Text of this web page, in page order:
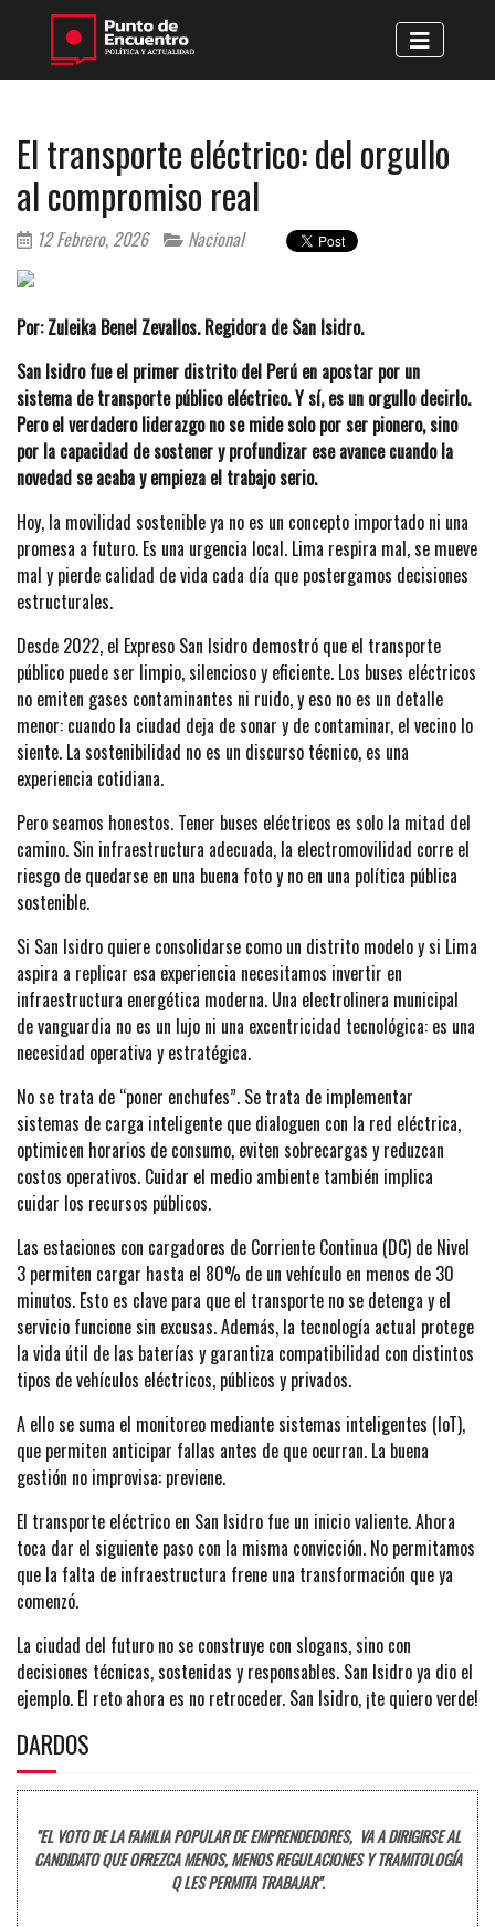
El transporte eléctrico: del orgullo
al compromiso real
12 Febrero, 2026 Nacional
Por: Zuleika Benel Zevallos. Regidora de San Isidro.
San Isidro fue el primer distrito del Perú en apostar por un
sistema de transporte público eléctrico. Y sí, es un orgullo decirlo.
Pero el verdadero liderazgo no se mide solo por ser pionero, sino
por la capacidad de sostener y profundizar ese avance cuando la
novedad se acaba y empieza el trabajo serio.
Hoy, la movilidad sostenible ya no es un concepto importado ni una
promesa a futuro. Es una urgencia local. Lima respira mal, se mueve
mal y pierde calidad de vida cada día que postergamos decisiones
estructurales.
Desde 2022, el Expreso San Isidro demostró que el transporte
público puede ser limpio, silencioso y eficiente. Los buses eléctricos
no emiten gases contaminantes ni ruido, y eso no es un detalle
menor: cuando la ciudad deja de sonar y de contaminar, el vecino lo
siente. La sostenibilidad no es un discurso técnico, es una
experiencia cotidiana.
Pero seamos honestos. Tener buses eléctricos es solo la mitad del
camino. Sin infraestructura adecuada, la electromovilidad corre el
riesgo de quedarse en una buena foto y no en una política pública
sostenible.
Si San Isidro quiere consolidarse como un distrito modelo y si Lima
aspira a replicar esa experiencia necesitamos invertir en
infraestructura energética moderna. Una electrolinera municipal
de vanguardia no es un lujo ni una excentricidad tecnológica: es una
necesidad operativa y estratégica.
No se trata de “poner enchufes”. Se trata de implementar
sistemas de carga inteligente que dialoguen con la red eléctrica,
optimicen horarios de consumo, eviten sobrecargas y reduzcan
costos operativos. Cuidar el medio ambiente también implica
cuidar los recursos públicos.
Las estaciones con cargadores de Corriente Continua (DC) de Nivel
3 permiten cargar hasta el 80% de un vehículo en menos de 30
minutos. Esto es clave para que el transporte no se detenga y el
servicio funcione sin excusas. Además, la tecnología actual protege
la vida útil de las baterías y garantiza compatibilidad con distintos
tipos de vehículos eléctricos, públicos y privados.
A ello se suma el monitoreo mediante sistemas inteligentes (IoT),
que permiten anticipar fallas antes de que ocurran. La buena
gestión no improvisa: previene.
El transporte eléctrico en San Isidro fue un inicio valiente. Ahora
toca dar el siguiente paso con la misma convicción. No permitamos
que la falta de infraestructura frene una transformación que ya
comenzó.
La ciudad del futuro no se construye con slogans, sino con
decisiones técnicas, sostenidas y responsables. San Isidro ya dio el
ejemplo. El reto ahora es no retroceder. San Isidro, ¡te quiero verde!
DARDOS
"EL VOTO DE LA FAMILIA POPULAR DE EMPRENDEDORES, VA A DIRIGIRSE AL
CANDIDATO QUE OFREZCA MENOS, MENOS REGULACIONES Y TRAMITOLOGÍA
Q LES PERMITA TRABAJAR".